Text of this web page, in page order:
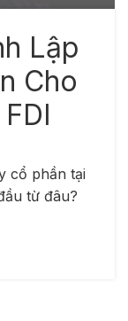
Lập
Cho
cổ phần tại
từ đâu?